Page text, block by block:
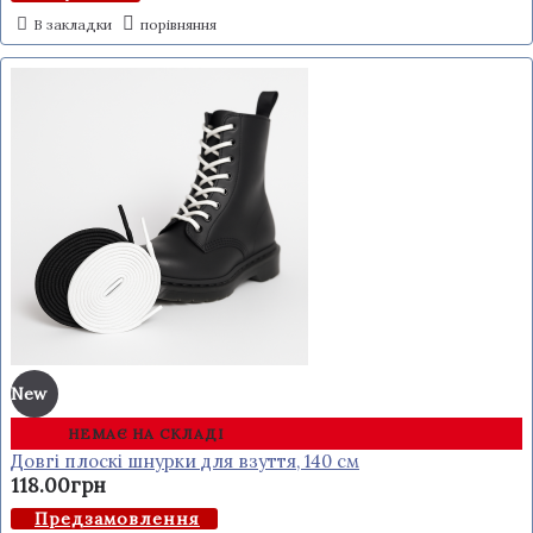
В закладки порівняння
New
НЕМАЄ НА СКЛАДІ
Довгі плоскі шнурки для взуття, 140 см
118.00грн
Предзамовлення